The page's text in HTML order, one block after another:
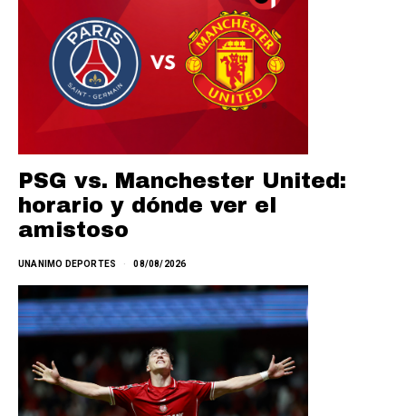
PSG vs. Manchester United:
horario y dónde ver el
amistoso
UNANIMO DEPORTES 08/08/2026